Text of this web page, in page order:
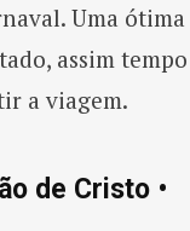
Uma
assim
a viagem.
de Cristo •